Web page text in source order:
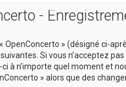
-
OpenConcerto » (désigné ci-
Si vous n’acceptez
à n’importe quel moment et
» alors que des